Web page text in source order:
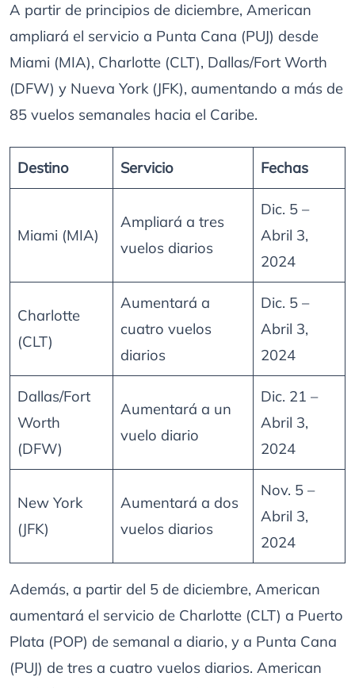
A partir de principios de diciembre, American
ampliará el servicio a Punta Cana (PUJ) desde
Miami (MIA), Charlotte (CLT), Dallas/Fort Worth
(DFW) y Nueva York (JFK), aumentando a más de
85 vuelos semanales hacia el Caribe.
Destino Servicio Fechas
Miami (MIA)
Ampliará a tres
vuelos diarios
Dic. 5 –
Abril 3,
2024
Charlotte
(CLT)
Aumentará a
cuatro vuelos
diarios
Dic. 5 –
Abril 3,
2024
Dallas/Fort
Worth
(DFW)
Aumentará a un
vuelo diario
Dic. 21 –
Abril 3,
2024
New York
(JFK)
Aumentará a dos
vuelos diarios
Nov. 5 –
Abril 3,
2024
Además, a partir del 5 de diciembre, American
aumentará el servicio de Charlotte (CLT) a Puerto
Plata (POP) de semanal a diario, y a Punta Cana
(PUJ) de tres a cuatro vuelos diarios. American